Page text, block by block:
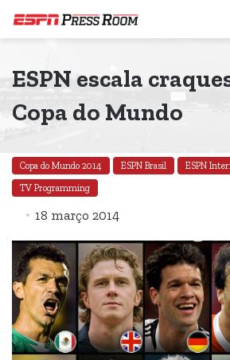
ESPN escala
Copa do Mundo
Copa do Mundo 2014 ESPN Brasil ESPN
TV Programming
18 março 2014